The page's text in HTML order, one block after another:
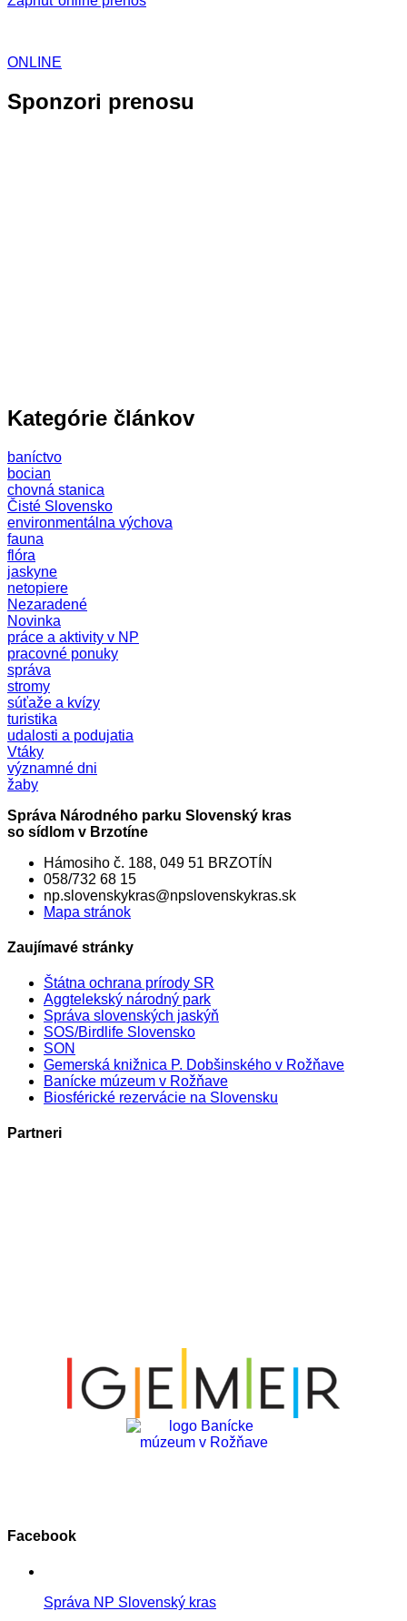
ONLINE
Sponzori prenosu
Kategórie článkov
baníctvo
bocian
chovná stanica
Čisté Slovensko
environmentálna výchova
fauna
flóra
jaskyne
netopiere
Nezaradené
Novinka
práce a aktivity v NP
pracovné ponuky
správa
stromy
súťaže a kvízy
turistika
udalosti a podujatia
Vtáky
významné dni
žaby
Správa Národného parku Slovenský kras
so sídlom v Brzotíne
Hámosiho č. 188, 049 51 BRZOTÍN
058/732 68 15
np.slovenskykras@npslovenskykras.sk
Mapa stránok
Zaujímavé stránky
Štátna ochrana prírody SR
Aggtelekský národný park
Správa slovenských jaskýň
SOS/Birdlife Slovensko
SON
Gemerská knižnica P. Dobšinského v Rožňave
Banícke múzeum v Rožňave
Biosférické rezervácie na Slovensku
Partneri
Facebook
Správa NP Slovenský kras